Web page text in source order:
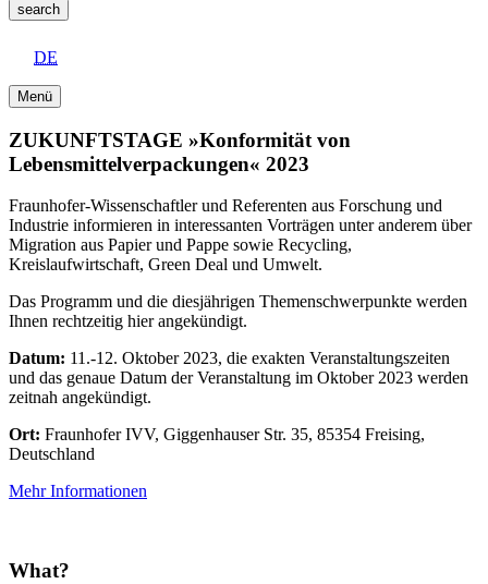
search
DE
Menü
ZUKUNFTSTAGE »Konformität von
Lebensmittelverpackungen« 2023
Fraunhofer-Wissenschaftler und Referenten aus Forschung und
Industrie informieren in interessanten Vorträgen unter anderem über
Migration aus Papier und Pappe sowie Recycling,
Kreislaufwirtschaft, Green Deal und Umwelt.
Das Programm und die diesjährigen Themenschwerpunkte werden
Ihnen rechtzeitig hier angekündigt.
Datum: 11.-12. Oktober 2023, die exakten Veranstaltungszeiten
und das genaue Datum der Veranstaltung im Oktober 2023 werden
zeitnah angekündigt.
Ort: Fraunhofer IVV, Giggenhauser Str. 35, 85354 Freising,
Deutschland
Mehr Informationen
What?